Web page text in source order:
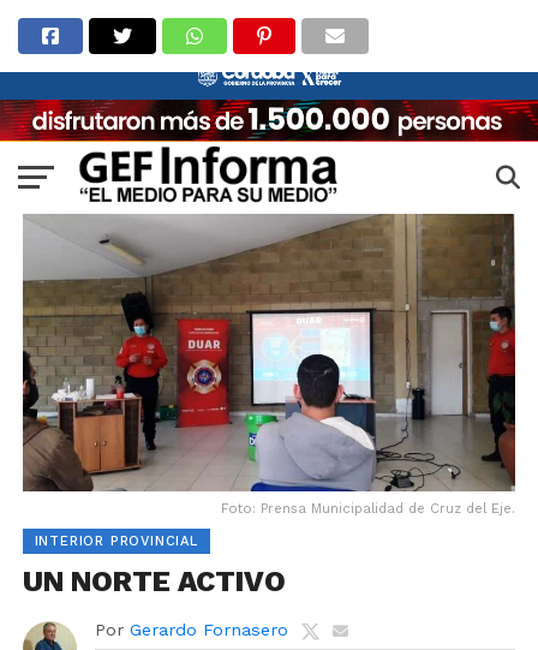
Foto: Prensa Municipalidad de Cruz del Eje.
INTERIOR PROVINCIAL
UN NORTE ACTIVO
Por Gerardo Fornasero